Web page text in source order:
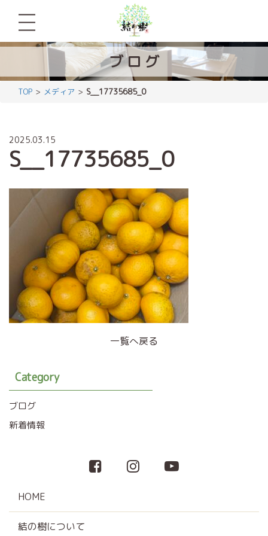
ブロ グ
TOP メディア S__17735685_0
2025.03.15
S__17735685_0
一覧へ戻る
Category
ブログ
新着情報
HOME
結の樹について